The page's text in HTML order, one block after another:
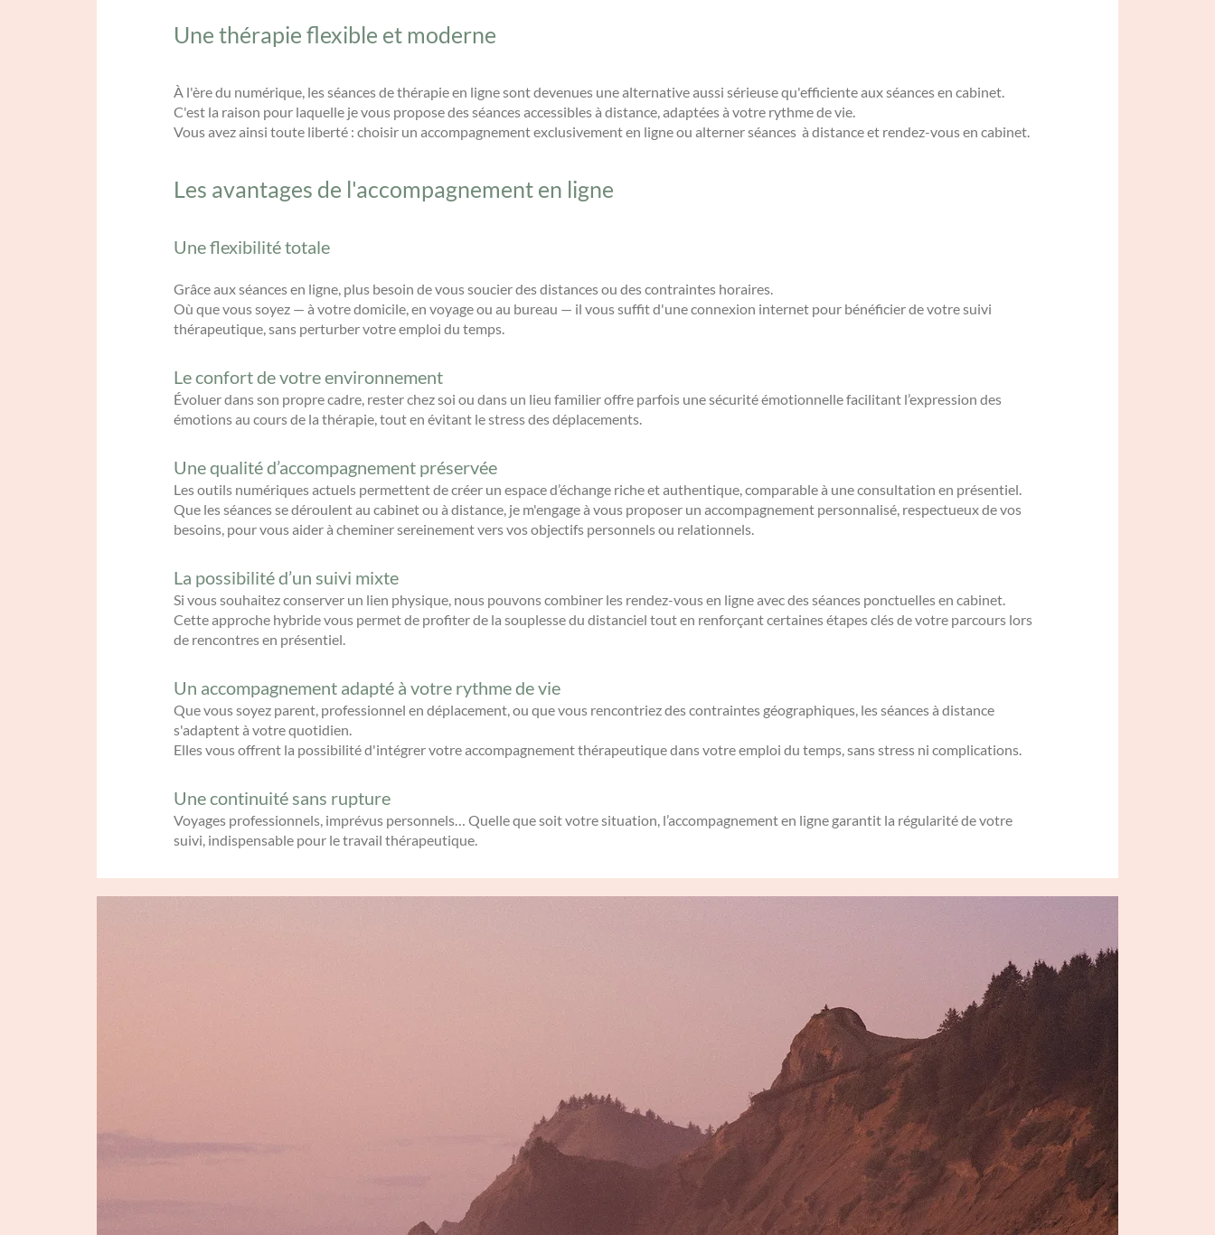
Une thérapie flexible et moderne
À l'ère du numérique, les séances de thérapie en ligne sont devenues une alternative aussi sérieuse qu'efficiente aux séances en cabinet.
C'est la raison pour laquelle je vous propose des séances accessibles à distance, adaptées à votre rythme de vie.
Vous avez ainsi toute liberté : choisir un accompagnement exclusivement en ligne ou alterner séances à distance et rendez-vous en cabinet.
Les avantages de l'accompagnement en ligne
Une flexibilité totale
Grâce aux séances en ligne, plus besoin de vous soucier des distances ou des contraintes horaires.
Où que vous soyez — à votre domicile, en voyage ou au bureau — il vous suffit d'une connexion internet pour bénéficier de votre suivi
thérapeutique, sans perturber votre emploi du temps.
Le confort de votre environnement
Évoluer dans son propre cadre, rester chez soi ou dans un lieu familier offre parfois une sécurité émotionnelle facilitant l’expression des
émotions au cours de la thérapie, tout en évitant le stress des déplacements.
Une qualité d’accompagnement préservée
Les outils numériques actuels permettent de créer un espace d’échange riche et authentique, comparable à une consultation en présentiel.
Que les séances se déroulent au cabinet ou à distance, je m'engage à vous proposer un accompagnement personnalisé, respectueux de vos
besoins, pour vous aider à cheminer sereinement vers vos objectifs personnels ou relationnels.
La possibilité d’un suivi mixte
Si vous souhaitez conserver un lien physique, nous pouvons combiner les rendez-vous en ligne avec des séances ponctuelles en cabinet.
Cette approche hybride vous permet de profiter de la souplesse du distanciel tout en renforçant certaines étapes clés de votre parcours lors
de rencontres en présentiel.
Un accompagnement adapté à votre rythme de vie
Que vous soyez parent, professionnel en déplacement, ou que vous rencontriez des contraintes géographiques, les séances à distance
s'adaptent à votre quotidien.
Elles vous offrent la possibilité d'intégrer votre accompagnement thérapeutique dans votre emploi du temps, sans stress ni complications.
Une continuité sans rupture
Voyages professionnels, imprévus personnels… Quelle que soit votre situation, l’accompagnement en ligne garantit la régularité de votre
suivi, indispensable pour le travail thérapeutique.